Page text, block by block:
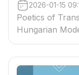
2026-01-15
Poetics of
Hungarian
Context